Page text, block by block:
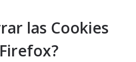
las Cookies